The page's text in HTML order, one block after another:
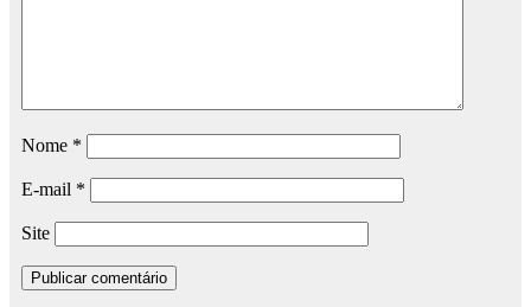
Nome *
E-mail *
Site